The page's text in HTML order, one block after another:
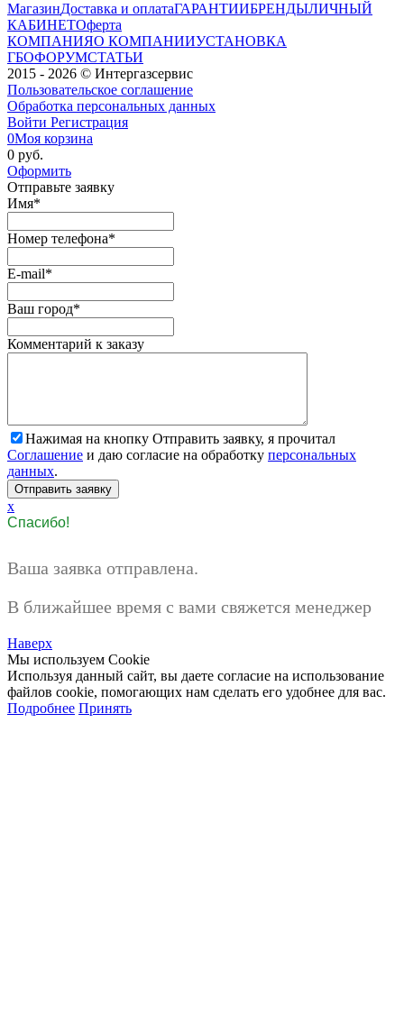
МагазинДоставка и оплатаГАРАНТИИБРЕНДЫЛИЧНЫЙ
КАБИНЕТОферта
КОМПАНИЯО КОМПАНИИУСТАНОВКА
ГБОФОРУМСТАТЬИ
2015 - 2026 © Интергазсервис
Пользовательское соглашение
Обработка персональных данных
Войти Регистрация
0Моя корзина
0 руб.
Оформить
Отправьте заявку
Имя*
Номер телефона*
E-mail*
Ваш город*
Комментарий к заказу
Нажимая на кнопку Отправить заявку, я прочитал
Соглашение и даю согласие на обработку персональных
данных.
x
Спасибо!
Ваша заявка отправлена.
В ближайшее время с вами свяжется менеджер
Наверх
Мы используем Cookie
Используя данный сайт, вы даете согласие на использование
файлов cookie, помогающих нам сделать его удобнее для вас.
Подробнее Принять